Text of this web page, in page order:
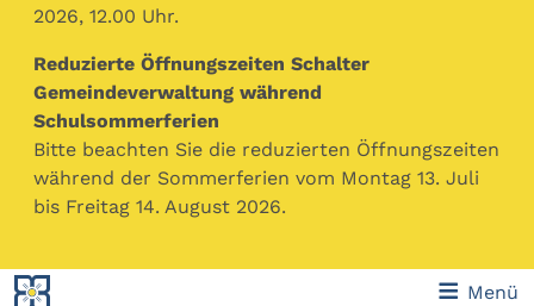
2026, 12.00 Uhr.
Reduzierte Öffnungszeiten Schalter
Gemeindeverwaltung während
Schulsommerferien
Bitte beachten Sie die reduzierten Öffnungszeiten
während der Sommerferien vom Montag 13. Juli
bis Freitag 14. August 2026.
Menü
Harmonie Kilchberg
Die Harmonie Kilchberg ist ein Verein mit aktuell 45
musikbegeisterten Mitgliedern. Seit der Gründung
1906 gehören wir zum Dorfleben der Gemeinde und
unser musikalisches Spektrum ist bis weit über die
wie der Bundesfeier oder unseren Galakonzerten
nimmt die Harmonie auch an speziellen Anlässen wie